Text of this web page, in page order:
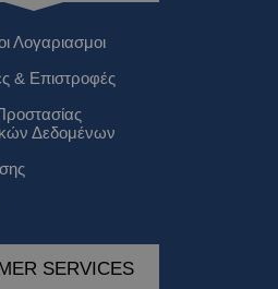
Λογαριασμοι
& Επιστροφές
Δεδομένων
SERVICES